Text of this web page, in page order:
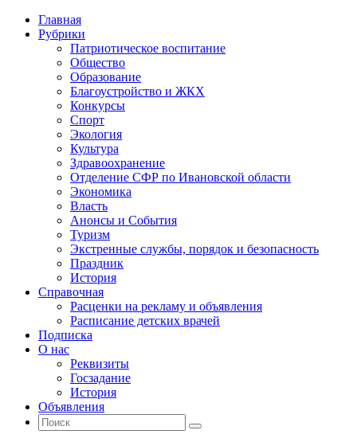
Главная
Рубрики
Патриотическое воспитание
Общество
Образование
Благоустройство и ЖКХ
Конкурсы
Спорт
Экология
Культура
Здравоохранение
Отделение СФР по Ивановской области
Экономика
Власть
Анонсы и События
Туризм
Экстренные службы, порядок и безопасность
Праздник
История
Справочная
Расценки на рекламу и объявления
Расписание детских врачей
Подписка
О нас
Реквизиты
Госзадание
История
Объявления
Поиск
Искать:
Поиск